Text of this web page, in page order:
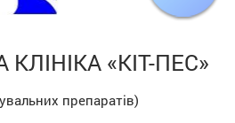
«КІТ-ПЕС»
препаратів)